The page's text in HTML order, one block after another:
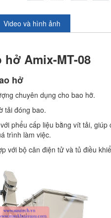
Video và hình ảnh
Amix-MT-08
hở
chuyên dụng cho bao hỡ.
tải đóng bao.
phểu cấp liệu bằng vít tải,
trình làm việc.
với bộ cân điện tử và tủ điều